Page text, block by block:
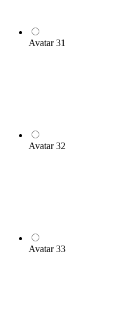
Avatar 31
Avatar 32
Avatar 33